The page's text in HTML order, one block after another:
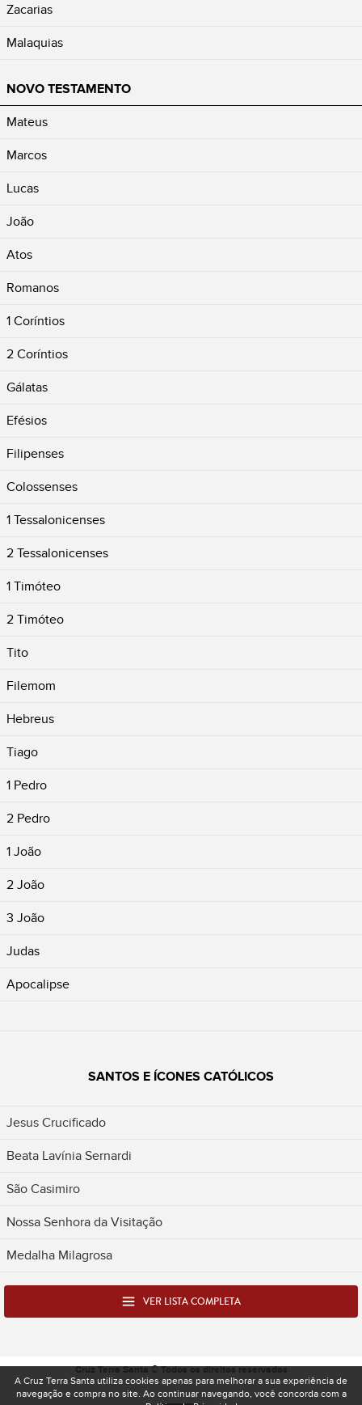
Zacarias
Malaquias
NOVO TESTAMENTO
Mateus
Marcos
Lucas
João
Atos
Romanos
1 Coríntios
2 Coríntios
Gálatas
Efésios
Filipenses
Colossenses
1 Tessalonicenses
2 Tessalonicenses
1 Timóteo
2 Timóteo
Tito
Filemom
Hebreus
Tiago
1 Pedro
2 Pedro
1 João
2 João
3 João
Judas
Apocalipse
SANTOS E ÍCONES CATÓLICOS
Jesus Crucificado
Beata Lavínia Sernardi
São Casimiro
Nossa Senhora da Visitação
Medalha Milagrosa
VER LISTA COMPLETA
Cruz Terra Santa © Todos os direitos reservados
A Cruz Terra Santa utiliza cookies apenas para melhorar a sua experiência de
navegação e compra no site. Ao continuar navegando, você concorda com a